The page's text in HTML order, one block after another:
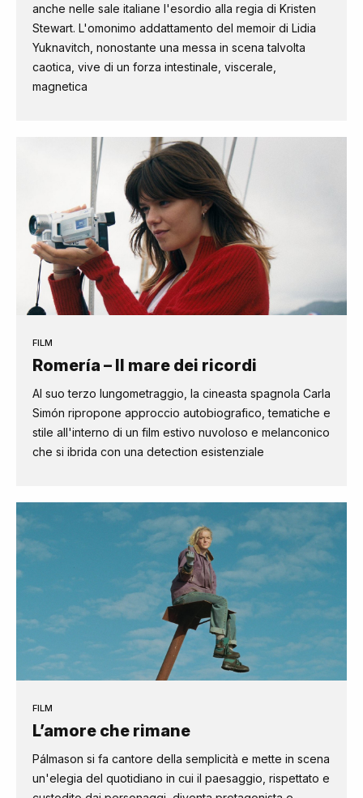
anche nelle sale italiane l'esordio alla regia di Kristen
Stewart. L'omonimo addattamento del memoir di Lidia
Yuknavitch, nonostante una messa in scena talvolta
caotica, vive di un forza intestinale, viscerale,
magnetica
FILM
Romería – Il mare dei ricordi
Al suo terzo lungometraggio, la cineasta spagnola Carla
Simón ripropone approccio autobiografico, tematiche e
stile all'interno di un film estivo nuvoloso e melanconico
che si ibrida con una detection esistenziale
FILM
L’amore che rimane
Pálmason si fa cantore della semplicità e mette in scena
un'elegia del quotidiano in cui il paesaggio, rispettato e